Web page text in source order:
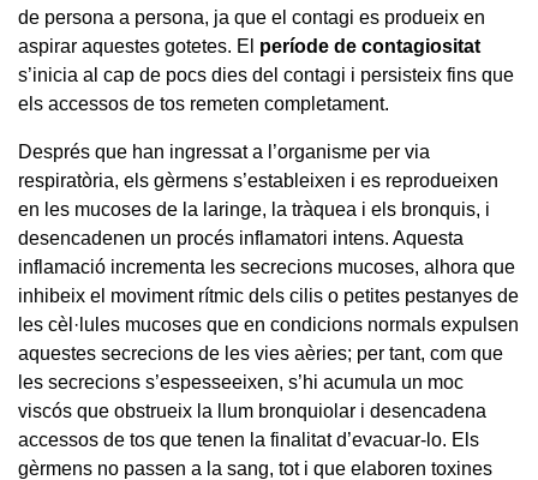
de persona a persona, ja que el contagi es produeix en
aspirar aquestes gotetes. El període de contagiositat
s’inicia al cap de pocs dies del contagi i persisteix fins que
els accessos de tos remeten completament.
Després que han ingressat a l’organisme per via
respiratòria, els gèrmens s’estableixen i es reprodueixen
en les mucoses de la laringe, la tràquea i els bronquis, i
desencadenen un procés inflamatori intens. Aquesta
inflamació incrementa les secrecions mucoses, alhora que
inhibeix el moviment rítmic dels cilis o petites pestanyes de
les cèl·lules mucoses que en condicions normals expulsen
aquestes secrecions de les vies aèries; per tant, com que
les secrecions s’espesseeixen, s’hi acumula un moc
viscós que obstrueix la llum bronquiolar i desencadena
accessos de tos que tenen la finalitat d’evacuar-lo. Els
gèrmens no passen a la sang, tot i que elaboren toxines